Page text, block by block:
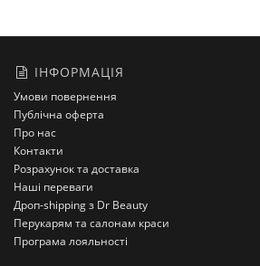
ІНФОРМАЦІЯ
Умови повернення
Публічна оферта
Про нас
Контакти
Розрахунок та доставка
Наші переваги
Дроп-shipping з Dr Beauty
Перукарям та салонам краси
Програма лояльності